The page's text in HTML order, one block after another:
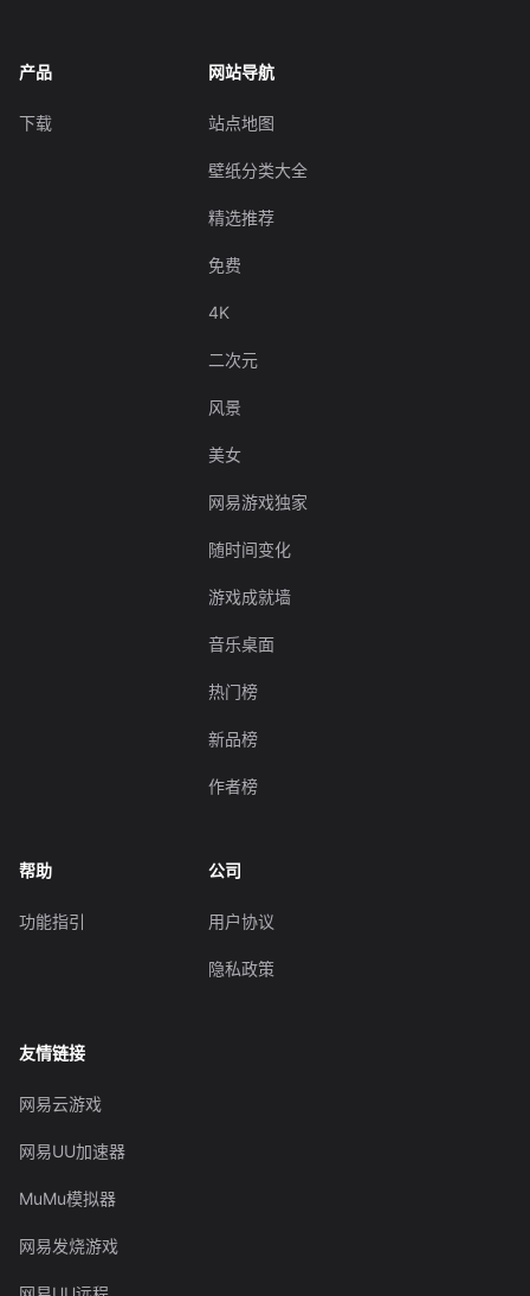
产品
下载
网站导航
站点地图
壁纸分类大全
精选推荐
免费
4K
二次元
风景
美女
网易游戏独家
随时间变化
游戏成就墙
音乐桌面
热门榜
新品榜
作者榜
帮助
功能指引
公司
用户协议
隐私政策
友情链接
网易云游戏
网易UU加速器
MuMu模拟器
网易发烧游戏